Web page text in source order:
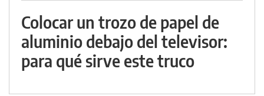
Colocar un trozo de papel de
aluminio debajo del televisor:
para qué sirve este truco